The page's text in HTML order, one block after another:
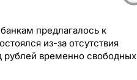
предлагалось к
из-за отсутствия
рублей временно свободных